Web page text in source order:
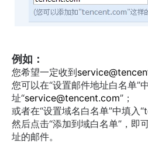
例如：
您希望一定收到
您可以在“设置邮件地址白名单”
址“service@tencent.com”；
或者在“设置域名白名单”中填入
然后点击“添加到域白名单”，即
址的邮件。